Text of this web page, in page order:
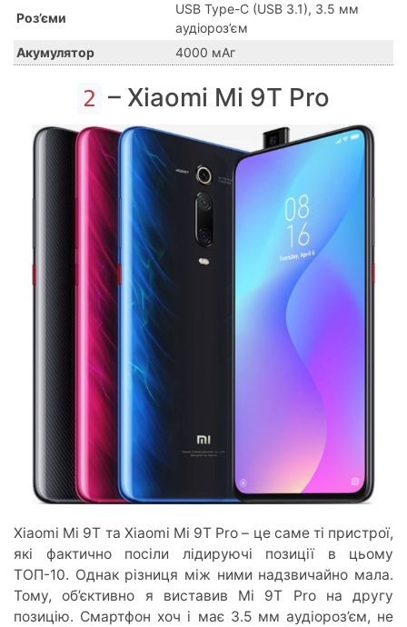
Роз’єми
USB Type-C (USB 3.1), 3.5 мм
аудіороз’єм
Акумулятор
4000 мАг
2 – Xiaomi Mi 9T Pro
Xiaomi Mi 9T та Xiaomi Mi 9T Pro – це саме ті пристрої,
які фактично посіли лідируючі позиції в цьому
ТОП-10. Однак різниця між ними надзвичайно мала.
Тому, об’єктивно я виставив Mi 9T Pro на другу
позицію. Смартфон хоч і має 3.5 мм аудіороз’єм, не